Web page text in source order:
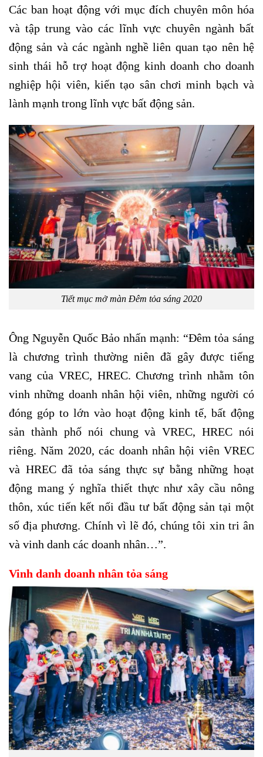
Các ban hoạt động với mục đích chuyên môn hóa
và tập trung vào các lĩnh vực chuyên ngành bất
động sản và các ngành nghề liên quan tạo nên hệ
sinh thái hỗ trợ hoạt động kinh doanh cho doanh
nghiệp hội viên, kiến tạo sân chơi minh bạch và
lành mạnh trong lĩnh vực bất động sản.
Tiết mục mở màn Đêm tỏa sáng 2020
Ông Nguyễn Quốc Bảo nhấn mạnh: “Đêm tỏa sáng
là chương trình thường niên đã gây được tiếng
vang của VREC, HREC. Chương trình nhằm tôn
vinh những doanh nhân hội viên, những người có
đóng góp to lớn vào hoạt động kinh tế, bất động
sản thành phố nói chung và VREC, HREC nói
riêng. Năm 2020, các doanh nhân hội viên VREC
và HREC đã tỏa sáng thực sự bằng những hoạt
động mang ý nghĩa thiết thực như xây cầu nông
thôn, xúc tiến kết nối đầu tư bất động sản tại một
số địa phương. Chính vì lẽ đó, chúng tôi xin tri ân
và vinh danh các doanh nhân…”.
Vinh danh doanh nhân tỏa sáng